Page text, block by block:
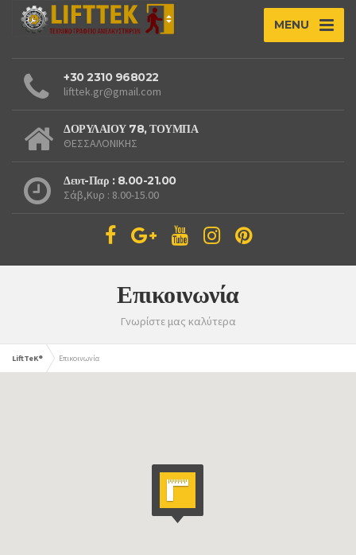
MENU
+30 2310 968022
lifttek.gr@gmail.com
ΔΟΡΥΛΑΙΟΥ 78, ΤΟΥΜΠΑ
ΘΕΣΣΑΛΟΝΙΚΗΣ
Δευτ-Παρ : 8.00-21.00
Σάβ,Κυρ : 8.00-15.00
Επικοινωνία
Γνωρίστε μας καλύτερα
LiftTeK® Επικοινωνία